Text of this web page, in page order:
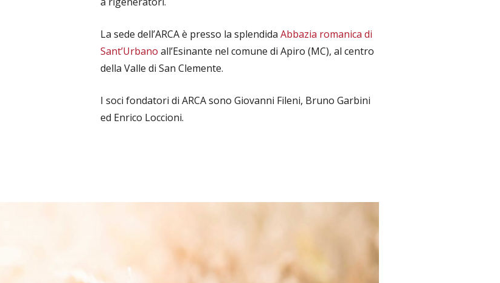
La sede dell’ARCA è presso la splendida Abbazia romanica di
Sant’Urbano all’Esinante nel comune di Apiro (MC), al centro
della Valle di San Clemente.
I soci fondatori di ARCA sono Giovanni Fileni, Bruno Garbini
ed Enrico Loccioni.